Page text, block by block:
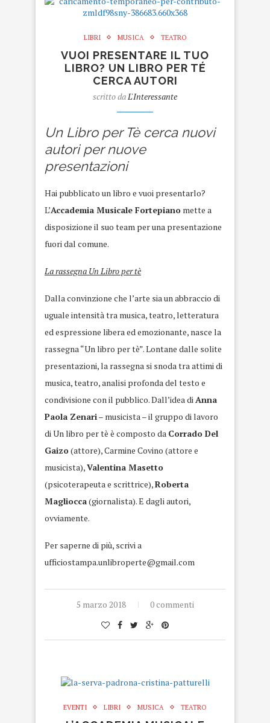
LIBRI MUSICA TEATRO
VUOI PRESENTARE IL TUO
LIBRO? UN LIBRO PER TÉ
CERCA AUTORI
scritto da L'Interessante
Un Libro per Tè cerca nuovi
autori per nuove
presentazioni
Hai pubblicato un libro e vuoi presentarlo?
L’Accademia Musicale Fortepiano mette a
disposizione il suo team per una presentazione
fuori dal comune.
La rassegna Un Libro per tè
Dalla convinzione che l’arte sia un abbraccio di
uguale intensità tra musica, teatro, letteratura
ed espressione libera ed emozionante, nasce la
rassegna “Un libro per tè”. Lontane dalle solite
presentazioni, la rassegna si snoda tra attimi di
musica, teatro, analisi profonda del testo e
condivisione con il pubblico. Dall’idea di Anna
Paola Zenari– musicista – il gruppo di lavoro
di Un libro per tè è composto da Corrado Del
Gaizo(attore), Carmine Covino (attore e
musicista),Valentina Masetto
(psicoterapeuta e scrittrice),Roberta
Magliocca(giornalista). E dagli autori,
ovviamente.
Per saperne di più, scrivi a
ufficiostampa.unlibroperte@gmail.com
5 marzo 2018 0 commenti
EVENTI LIBRI MUSICA TEATRO